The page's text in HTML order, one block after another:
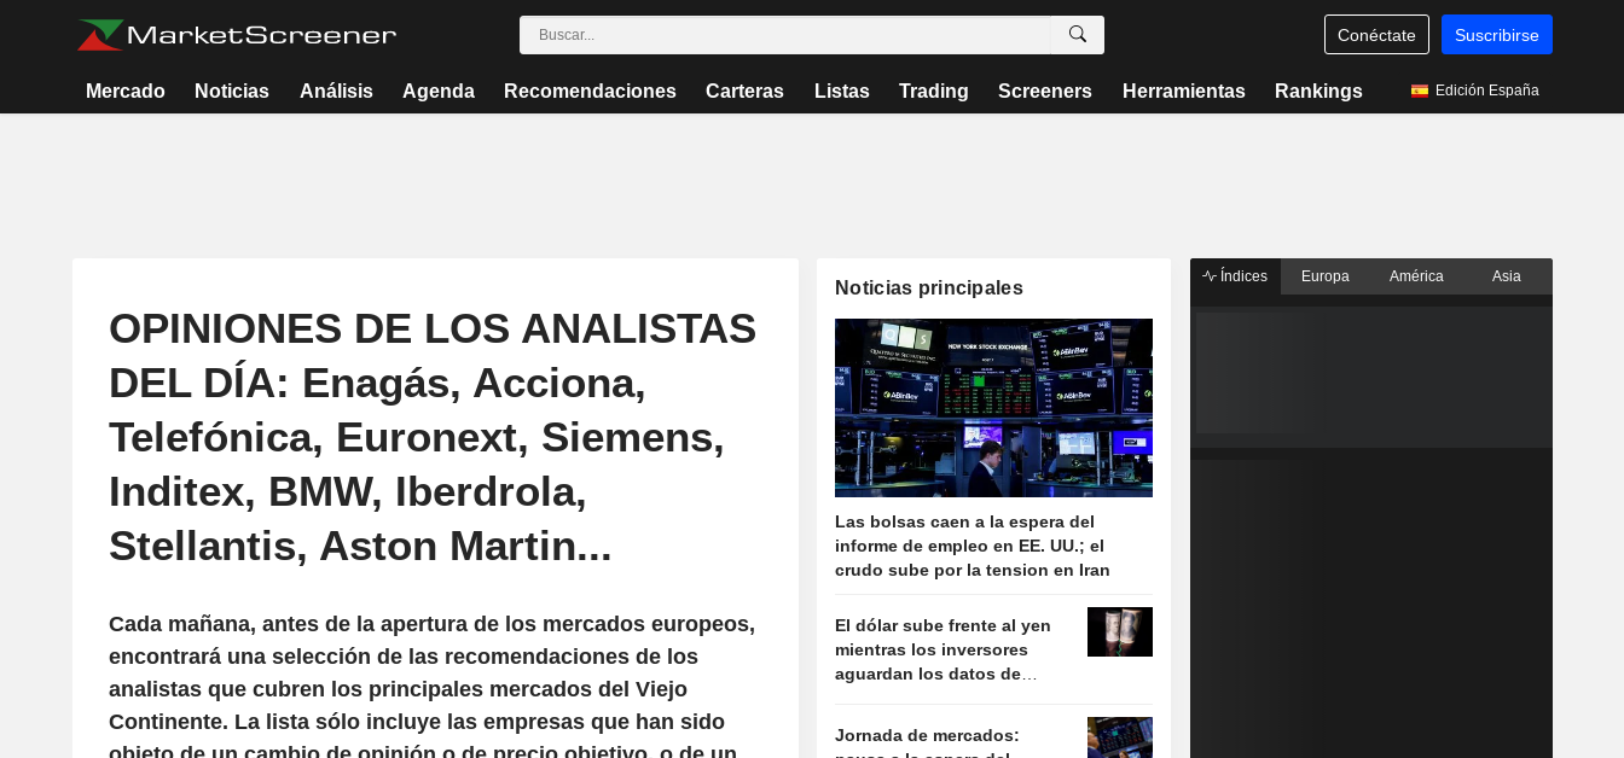
Conéctate Suscribirse
Mercado Noticias Análisis Agenda Recomendaciones Carteras Listas Trading Screeners Herramientas Rankings Edición España
OPINIONES DE LOS ANALISTAS
DEL DÍA: Enagás, Acciona,
Telefónica, Euronext, Siemens,
Inditex, BMW, Iberdrola,
Stellantis, Aston Martin...
Cada mañana, antes de la apertura de los mercados europeos,
encontrará una selección de las recomendaciones de los
analistas que cubren los principales mercados del Viejo
Continente. La lista sólo incluye las empresas que han sido
Noticias principales
Las bolsas caen a la espera del
informe de empleo en EE. UU.; el
crudo sube por la tension en Iran
El dólar sube frente al yen
mientras los inversores
aguardan los datos de
Jornada de mercados:
Índices Europa América Asia